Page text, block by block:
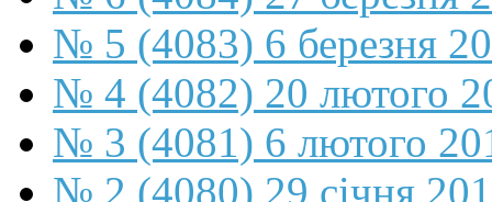
№ 5 (4083) 6 березня
№ 4 (4082) 20 лютого
№ 3 (4081) 6 лютого
№ 2 (4080) 29 січня